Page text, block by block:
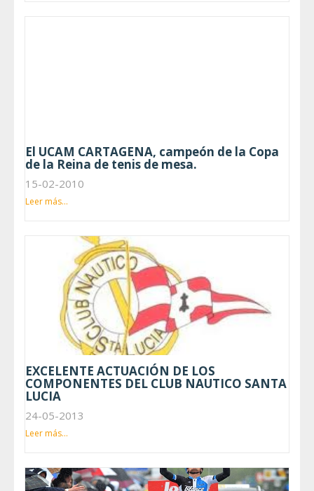
El UCAM CARTAGENA, campeón de la Copa
de la Reina de tenis de mesa.
15-02-2010
Leer más...
EXCELENTE ACTUACIÓN DE LOS
COMPONENTES DEL CLUB NAUTICO SANTA
LUCIA
24-05-2013
Leer más...